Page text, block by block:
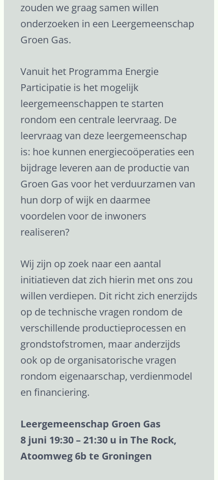
zouden we graag samen willen
onderzoeken in een Leergemeenschap
Groen Gas.
Vanuit het Programma Energie
Participatie is het mogelijk
leergemeenschappen te starten
rondom een centrale leervraag. De
leervraag van deze leergemeenschap
is: hoe kunnen energiecoöperaties een
bijdrage leveren aan de productie van
Groen Gas voor het verduurzamen van
hun dorp of wijk en daarmee
voordelen voor de inwoners
realiseren?
Wij zijn op zoek naar een aantal
initiatieven dat zich hierin met ons zou
willen verdiepen. Dit richt zich enerzijds
op de technische vragen rondom de
verschillende productieprocessen en
grondstofstromen, maar anderzijds
ook op de organisatorische vragen
rondom eigenaarschap, verdienmodel
en financiering.
Leergemeenschap Groen Gas
8 juni 19:30 – 21:30 u in The Rock,
Atoomweg 6b te Groningen